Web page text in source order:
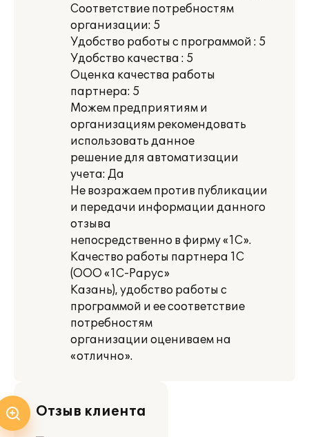
Соответствие потребностям
организации: 5
Удобство работы с программой : 5
Удобство качества : 5
Оценка качества работы
партнера: 5
Можем предприятиям и
организациям рекомендовать
использовать данное
решение для автоматизации
учета: Да
Не возражаем против публикации
и передачи информации данного
отзыва
непосредственно в фирму «1С».
Качество работы партнера 1С
(ООО «1С-Рарус»
Казань), удобство работы с
программой и ее соответствие
потребностям
организации оцениваем на
«отлично».
Отзыв клиента